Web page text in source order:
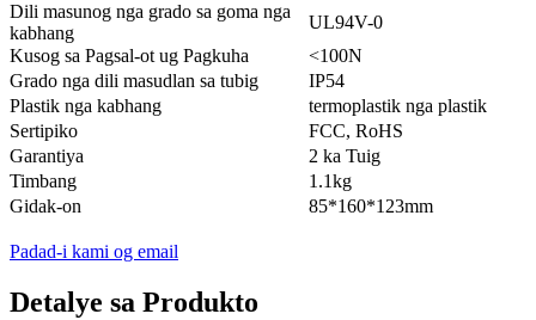
Dili masunog nga grado sa goma nga
kabhang
UL94V-0
Kusog sa Pagsal-ot ug Pagkuha
<100N
Grado nga dili masudlan sa tubig
IP54
Plastik nga kabhang
termoplastik nga plastik
Sertipiko
FCC, RoHS
Garantiya
2 ka Tuig
Timbang
1.1kg
Gidak-on
85*160*123mm
Padad-i kami og email
Detalye sa Produkto